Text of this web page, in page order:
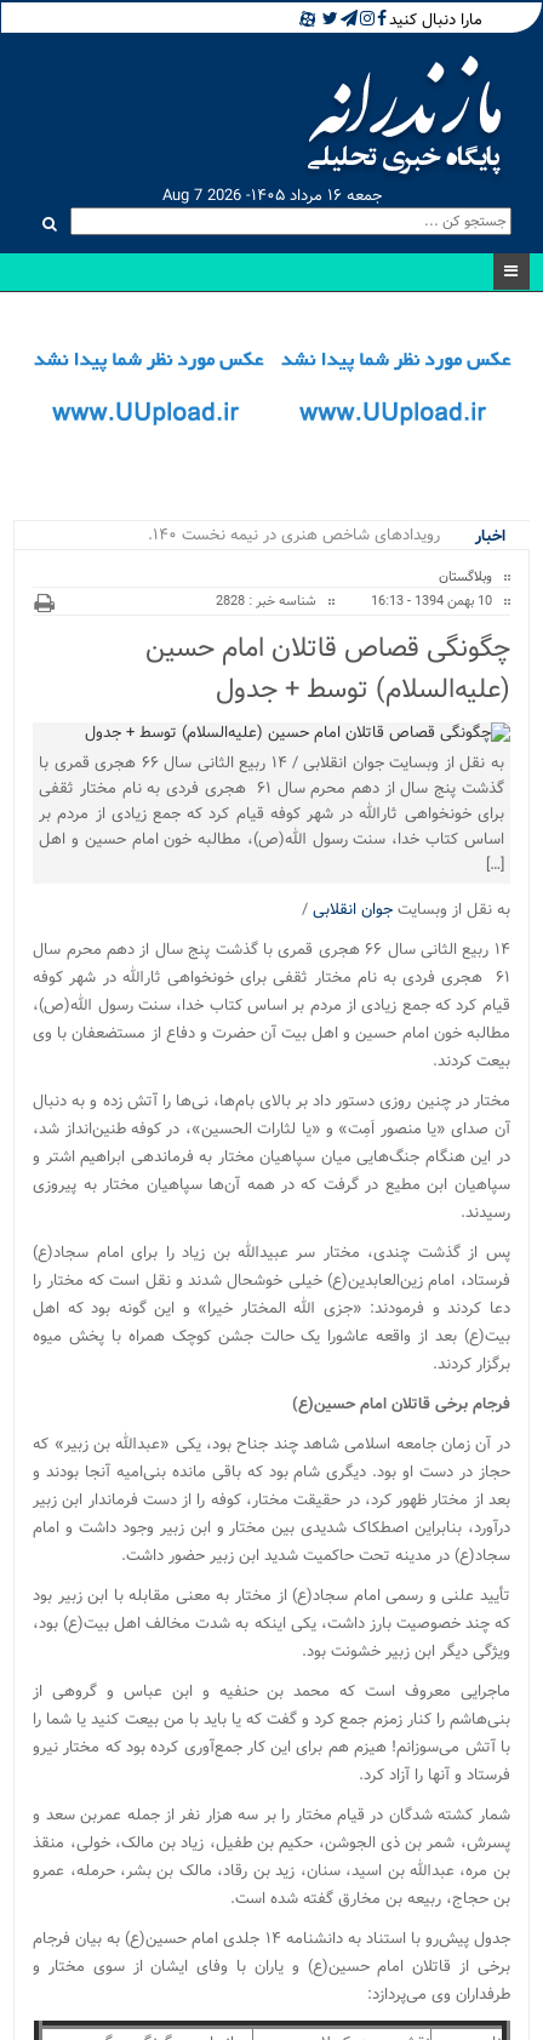
مارا دنبال کنید
جمعه ۱۶ مرداد ۱۴۰۵- Aug 7 2026
اخبار
رویدادهای شاخص هنری در نیمه نخست ۱۴۰۵ در ما_
وبلاگستان
10 بهمن 1394 - 16:13
شناسه خبر : 2828
چگونگی قصاص قاتلان امام حسین
(علیه‌السلام) توسط + جدول
به نقل از وبسایت جوان انقلابی / ۱۴ ربیع الثانی سال ۶۶ هجری قمری با
گذشت پنج سال از دهم محرم سال ۶۱ هجری فردی به نام مختار ثقفی
برای خونخواهی ثارالله در شهر کوفه قیام کرد که جمع زیادی از مردم بر
اساس کتاب خدا، سنت رسول ‌الله(ص)، مطالبه خون امام حسین و اهل
[…]
به نقل از وبسایتجوان انقلابی/
۱۴ ربیع الثانی سال ۶۶ هجری قمری با گذشت پنج سال از دهم محرم سال
۶۱ هجری فردی به نام مختار ثقفی برای خونخواهی ثارالله در شهر کوفه
قیام کرد که جمع زیادی از مردم بر اساس کتاب خدا، سنت رسول ‌الله(ص)،
مطالبه خون امام حسین و اهل بیت آن حضرت و دفاع از مستضعفان با وی
بیعت کردند.
مختار در چنین روزی دستور داد بر بالای بام‌ها، نی‌ها را آتش زده و به دنبال
آن صدای «یا منصور اَمِت» و «یا لثارات الحسین»، در کوفه طنین‌انداز شد،
در این هنگام جنگ‌هایی میان سپاهیان مختار به فرماندهی ابراهیم اشتر و
سپاهیان ابن مطیع در گرفت که در همه آن‌ها سپاهیان مختار به پیروزی
رسیدند.
پس از گذشت چندی، مختار سر عبیدالله‌ بن ‌زیاد را برای امام سجاد(ع)
فرستاد، امام زین‌العابدین(ع) خیلی خوشحال شدند و نقل است که مختار را
دعا کردند و فرمودند: «جزى الله المختار خیرا» و این گونه بود که اهل‌
بیت(ع) بعد از واقعه عاشورا یک حالت جشن کوچک همراه با پخش میوه
برگزار کردند.
فرجام برخی قاتلان امام حسین(ع)
در آن زمان جامعه اسلامی شاهد چند جناح بود، یکی «عبدالله‌ بن ‌زبیر» که
حجاز در دست او بود. دیگری شام بود که باقی ‎مانده بنی‌امیه آنجا بودند و
بعد از مختار ظهور کرد، در حقیقت مختار، کوفه را از دست فرماندار ابن ‌زبیر
درآورد، بنابراین اصطکاک شدیدی بین مختار و ابن‌ زبیر وجود داشت و امام
سجاد(ع) در مدینه تحت حاکمیت شدید ابن‎ زبیر حضور داشت.
تأیید علنی و رسمی امام سجاد(ع) از مختار به معنی مقابله با ابن ‌زبیر بود
که چند خصوصیت بارز داشت، یکی اینکه به شدت مخالف اهل بیت(ع) بود،
ویژگی دیگر ابن ‌زبیر خشونت بود.
ماجرایی معروف است که محمد بن‌ حنفیه و ابن‌ عباس و گروهی از
بنی‌هاشم را کنار زمزم جمع کرد و گفت که یا باید با من بیعت کنید یا شما را
با آتش می‌سوزانم! هیزم هم برای این کار جمع‌‌آوری کرده بود که مختار نیرو
فرستاد و آنها را آزاد کرد.
شمار کشته شدگان در قیام مختار را بر سه هزار نفر از جمله عمربن سعد و
پسرش، شمر بن ذی الجوشن، حکیم بن طفیل، زیاد بن مالک، خولی، منقذ
بن مره، عبدالله بن اسید، سنان، زید بن رقاد، مالک بن بشر، حرمله، عمرو
بن حجاج، ربیعه بن مخارق گفته شده است.
جدول پیش‌رو با استناد به دانشنامه ۱۴ جلدی امام حسین(ع) به بیان فرجام
برخی از قاتلان امام حسین(ع) و یاران با وفای ایشان از سوی مختار و
طرفداران وی می‌پردازد: